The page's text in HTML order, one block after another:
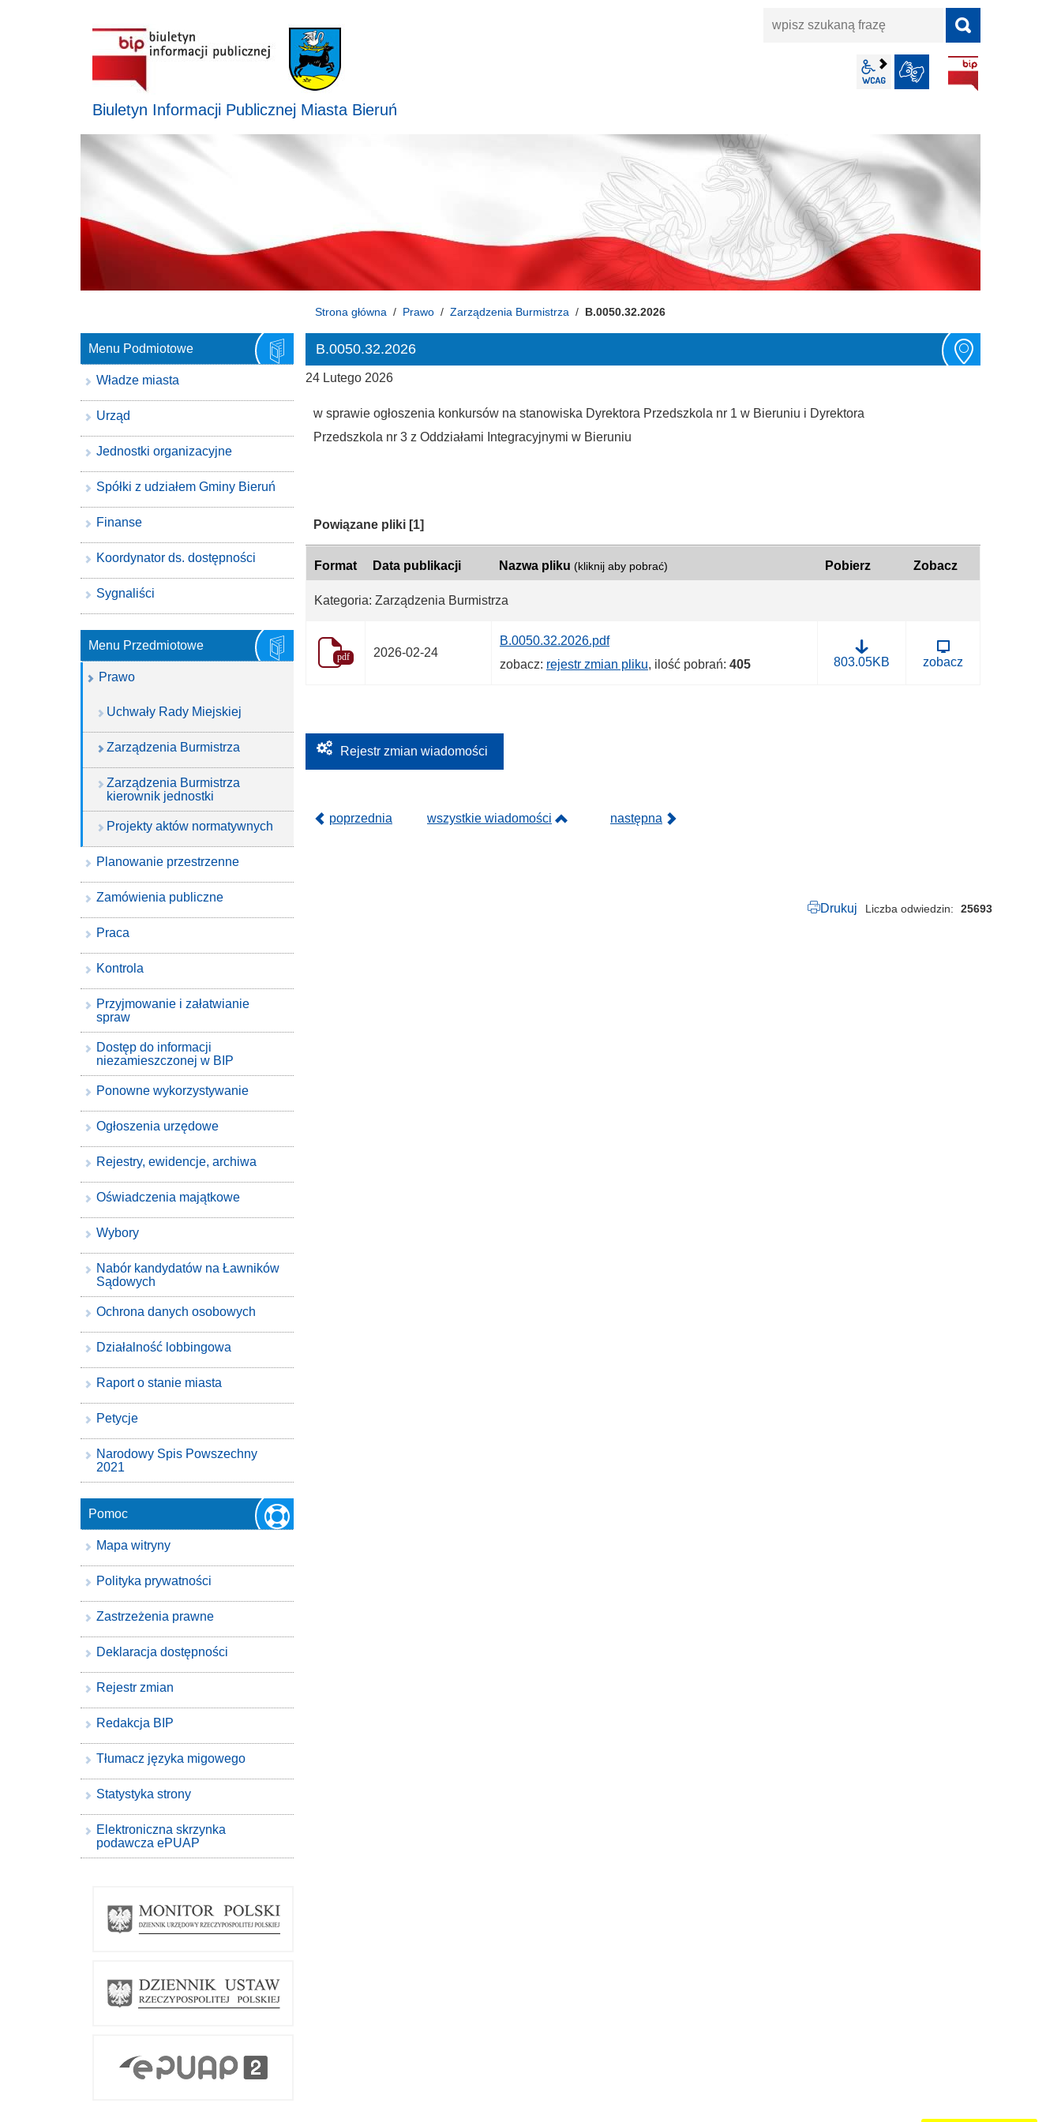
Biuletyn Informacji Publicznej Miasta Bieruń
wpisz
wcag2.1
Strona główna Prawo Zarządzenia Burmistrza B.0050.32.2026
B.0050.32.2026
24 Lutego 2026
w sprawie ogłoszenia konkursów na stanowiska Dyrektora Przedszkola nr 1 w Bieruniu i Dyrektora
Przedszkola nr 3 z Oddziałami Integracyjnymi w Bieruniu
Kategoria:
Powiązane pliki [1]
Format Data publikacji Nazwa pliku (kliknij aby pobrać) Pobierz Zobacz
Kategoria: Zarządzenia Burmistrza
pdf 2026-02-24
B.0050.32.2026.pdf
zobacz: rejestr zmian pliku, ilość pobrań: 405 803.05KB zobacz
Rejestr zmian wiadomości
poprzednia wszystkie wiadomości następna
Drukuj Liczba odwiedzin 25693
Menu Podmiotowe
Władze miasta
Urząd
Jednostki organizacyjne
Spółki z udziałem Gminy Bieruń
Finanse
Koordynator ds. dostępności
Sygnaliści
Menu Przedmiotowe
Prawo
Uchwały Rady Miejskiej
Zarządzenia Burmistrza
Zarządzenia Burmistrza
kierownik jednostki
Projekty aktów normatywnych
Planowanie przestrzenne
Zamówienia publiczne
Praca
Kontrola
Przyjmowanie i załatwianie
spraw
Dostęp do informacji
niezamieszczonej w BIP
Ponowne wykorzystywanie
Ogłoszenia urzędowe
Rejestry, ewidencje, archiwa
Oświadczenia majątkowe
Wybory
Nabór kandydatów na Ławników
Sądowych
Ochrona danych osobowych
Działalność lobbingowa
Raport o stanie miasta
Petycje
Narodowy Spis Powszechny
2021
Pomoc
Mapa witryny
Polityka prywatności
Zastrzeżenia prawne
Deklaracja dostępności
Rejestr zmian
Redakcja BIP
Tłumacz języka migowego
Statystyka strony
Elektroniczna skrzynka
podawcza ePUAP